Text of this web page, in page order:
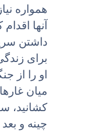
همواره
آنها
داشتن
براى
او را از
میان
کشانید،
چینه و